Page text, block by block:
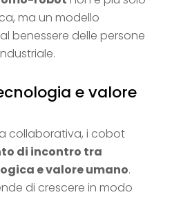
ma un modello
benessere delle persone
e valore
collaborativa, i cobot
di incontro tra
e valore umano.
di crescere in modo